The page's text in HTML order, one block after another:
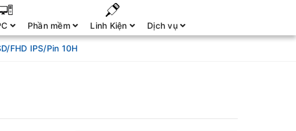
Phần mềm Linh Kiện Dịch vụ
FHD IPS/Pin 10H